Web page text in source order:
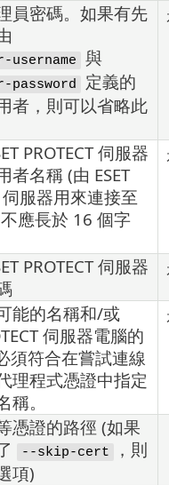
員密碼。如果有先
username 與
password
定義的
者，則可以省略此
PROTECT 伺服器
者名稱 (由 ESET
伺服器用來連接至
應長於 16 個字
PROTECT 伺服器
能的名稱和/或
伺服器電腦的
須符合在嘗試連線
理程式憑證中指定
稱。
憑證的路徑 (如果
--skip-cert
，則
項)